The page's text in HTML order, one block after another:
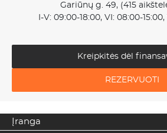
Gariūnų g. 49, (415
I-V: 09:00-18:00, VI: 08:00-
Kreipkitės dėl
REZERVUOTI
Įranga